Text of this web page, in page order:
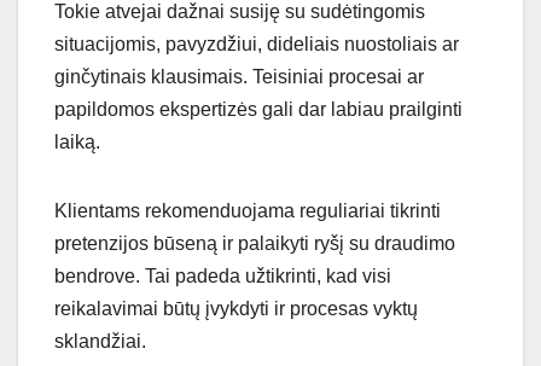
Tokie atvejai dažnai susiję su sudėtingomis
situacijomis, pavyzdžiui, dideliais nuostoliais ar
ginčytinais klausimais. Teisiniai procesai ar
papildomos ekspertizės gali dar labiau prailginti
laiką.
Klientams rekomenduojama reguliariai tikrinti
pretenzijos būseną ir palaikyti ryšį su draudimo
bendrove. Tai padeda užtikrinti, kad visi
reikalavimai būtų įvykdyti ir procesas vyktų
sklandžiai.